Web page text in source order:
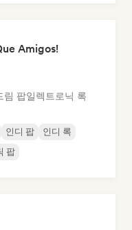
Amigos!
림 팝일렉트로닉 록
인디 팝
인디 록
팝